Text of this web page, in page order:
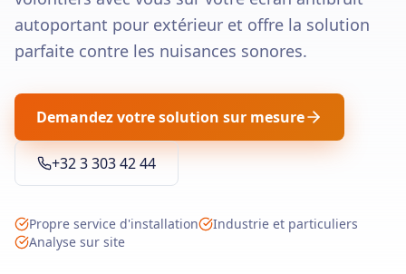
autoportant pour extérieur et offre la solution
parfaite contre les nuisances sonores.
Demandez votre solution sur mesure
+32 3 303 42 44
Propre service d'installation
Industrie et particuliers
Analyse sur site